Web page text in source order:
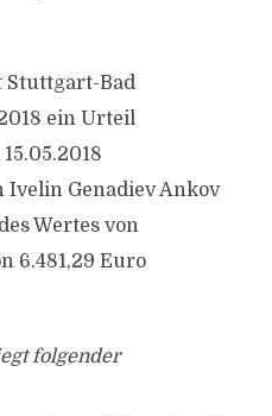
Stuttgart-Bad
ein Urteil
Genadiev Ankov
Wertes von
6.481,29 Euro
folgender